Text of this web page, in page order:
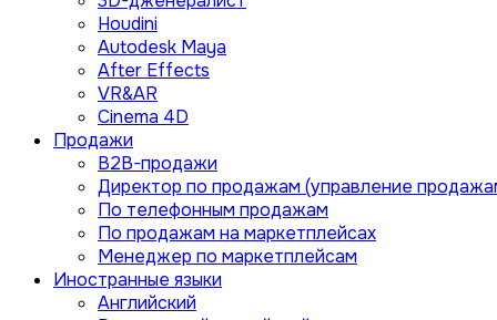
Houdini
Autodesk Maya
After Effects
VR&AR
Cinema 4D
Продажи
B2B-продажи
Директор по продажам (управление
По телефонным продажам
По продажам на маркетплейсах
Менеджер по маркетплейсам
Иностранные языки
Английский